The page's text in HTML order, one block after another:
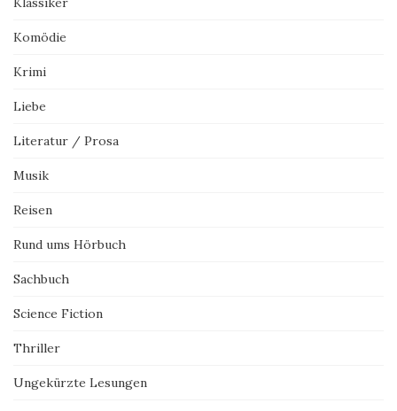
Komödie
Krimi
Liebe
Literatur / Prosa
Musik
Reisen
Rund ums Hörbuch
Sachbuch
Science Fiction
Thriller
Ungekürzte Lesungen